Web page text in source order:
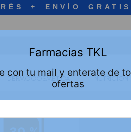
+ ENVÍO
DERMOCOSMETICA NUTRICION
Farmacias TKL
con tu mail y enterate de
ofertas